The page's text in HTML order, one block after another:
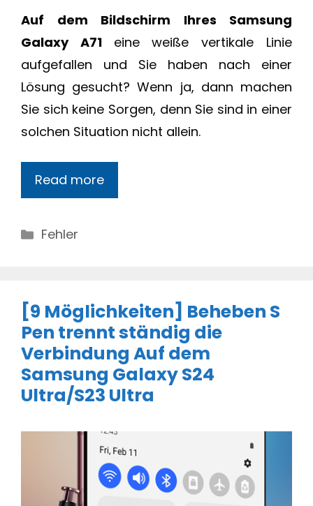
Auf dem Bildschirm Ihres Samsung
Galaxy A71 eine weiße vertikale Linie
aufgefallen und Sie haben nach einer
Lösung gesucht? Wenn ja, dann machen
Sie sich keine Sorgen, denn Sie sind in einer
solchen Situation nicht allein.
Read more
Categories
Fehler
[9 Möglichkeiten] Beheben S
Pen trennt ständig die
Verbindung Auf dem
Samsung Galaxy S24
Ultra/S23 Ultra